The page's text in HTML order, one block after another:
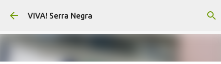
Pular para o conteúdo principal
VIVA! Serra Negra